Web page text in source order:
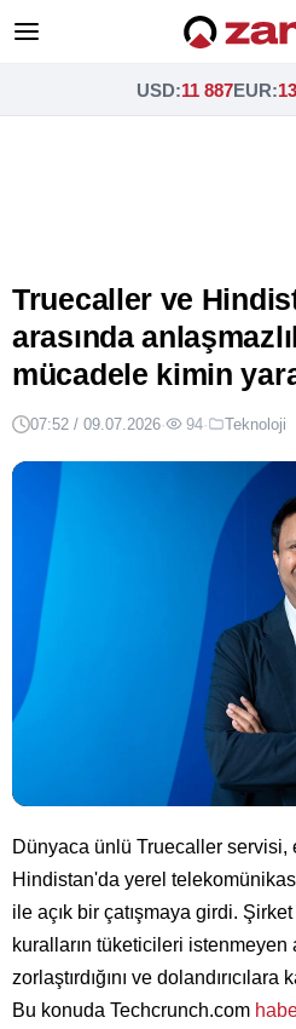
USD:11 887EUR:
Truecaller ve
arasında
mücadele kimin
07:52 / 09.07.2026· 94· Teknoloji
Dünyaca ünlü Truecaller servisi,
Hindistan'da yerel
ile açık bir çatışmaya girdi.
kuralların tüketicileri istenmeyen
zorlaştırdığını ve dolandırıcılara
Bu konuda Techcrunch.com